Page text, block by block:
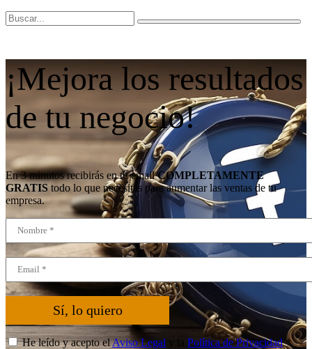
¡Mejora los resultados
de tu negocio!
En 3 minutos recibirás en tu emailCOMPLETAMENTE
GRATIS todo lo que necesitas para aumentar las ventas de tu
empresa.
Sí, lo quiero
He leído y acepto elAviso Legal y la Política de Privacidad*